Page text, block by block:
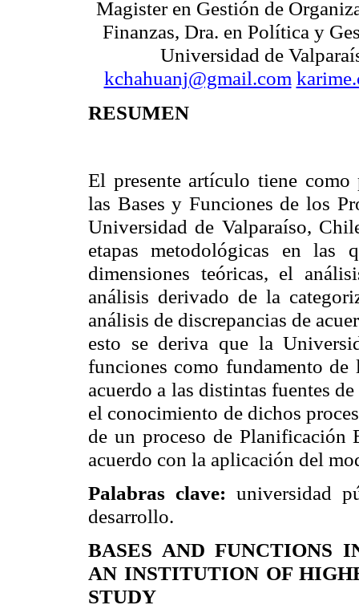
Magister en Gestión de
Finanzas, Dra. en Política y
Universidad de
kchahuanj@gmail.com
RESUMEN
El presente artículo tiene
las Bases y Funciones de los
Universidad de Valparaíso,
etapas metodológicas en
dimensiones teóricas, el
análisis derivado de la
análisis de discrepancias de
esto se deriva que la
funciones como fundamento de
acuerdo a las distintas fuentes
el conocimiento de dichos
de un proceso de Planificación
acuerdo con la aplicación del
Palabras clave: universidad
desarrollo.
BASES AND FUNCTIONS
AN INSTITUTION OF
STUDY